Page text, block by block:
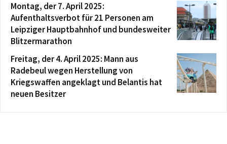
Montag, der 7. April 2025:
Aufenthaltsverbot für 21 Personen am
Leipziger Hauptbahnhof und bundesweiter
Blitzermarathon
Freitag, der 4. April 2025: Mann aus
Radebeul wegen Herstellung von
Kriegswaffen angeklagt und Belantis hat
neuen Besitzer